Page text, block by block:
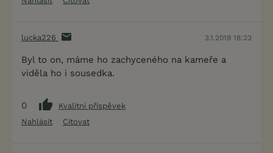
lucka226 3.1.2019 18:23
Byl to on, máme ho zachyceného na kameře a
viděla ho i sousedka.
0
Kvalitní příspěvek
Nahlásit
Citovat